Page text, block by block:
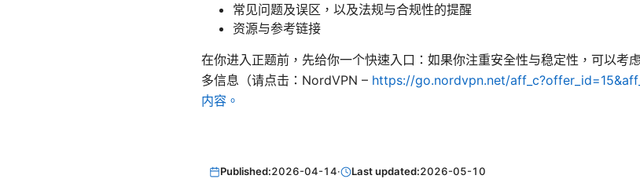
常见问题及误区，以及法规与合规性的提醒
资源与参考链接
在你进入正题前，先给你一个快速入口：如果你注重安全性与稳定性，可以考
多信息（请点击：NordVPN – https://go.nordvpn.net/
内容。
Published:2026-04-14· Last updated:2026-05-10